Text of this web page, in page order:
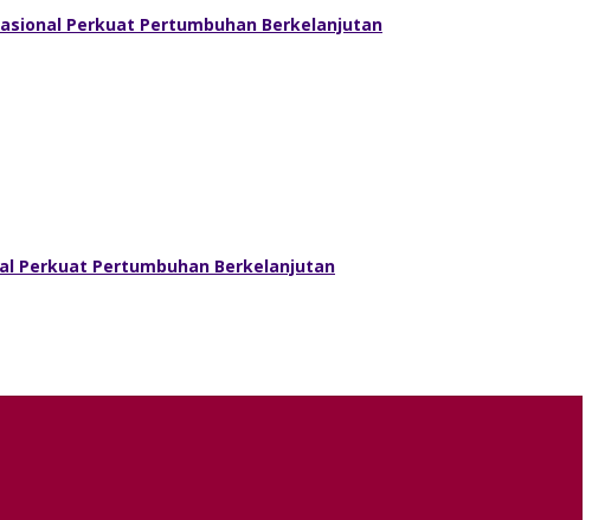
Perkuat Pertumbuhan Berkelanjutan
Perkuat Pertumbuhan Berkelanjutan